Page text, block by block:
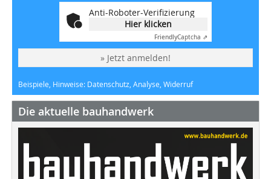
Anti-Roboter-Verifizierung
Hier klicken
FriendlyCaptcha ⇗
» Jetzt anmelden!
Beispiele, Hinweise: Datenschutz, Analyse, Widerruf
Die aktuelle bauhandwerk